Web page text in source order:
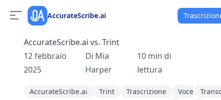
AccurateScribe.ai
AccurateScribe.ai vs. Trint
12 febbraio
2025
Di Mia
Harper
10 min di
lettura
AccurateScribe.ai Trint Trascrizione
Voce